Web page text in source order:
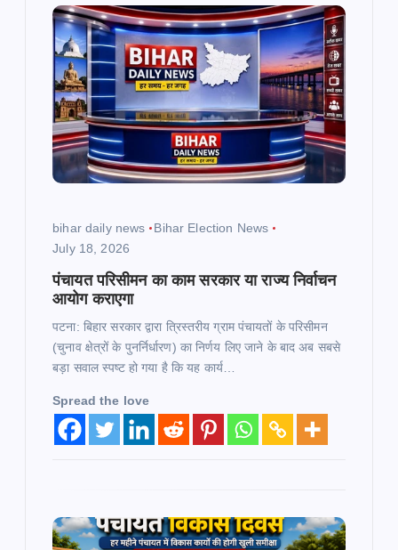
bihar daily news
Bihar Election News
July 18, 2026
पंचायत परिसीमन का काम सरकार या राज्य निर्वाचन
आयोग कराएगा
पटना: बिहार सरकार द्वारा त्रिस्तरीय ग्राम पंचायतों के परिसीमन
(चुनाव क्षेत्रों के पुनर्निर्धारण) का निर्णय लिए जाने के बाद अब सबसे
बड़ा सवाल स्पष्ट हो गया है कि यह कार्य…
Spread the love